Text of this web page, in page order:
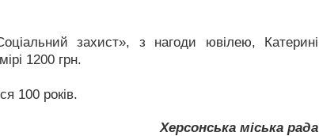
захист», з нагоди ювілею, Катерині
1200 грн.
100 років.
Херсонська міська рада